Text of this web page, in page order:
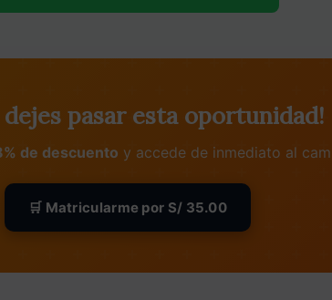
(material, temperatura, longitud).
y tomas de fuerza.
dejes pasar esta oportunidad!
de descuento y accede de inmediato al
🛒 Matricularme por S/ 35.00